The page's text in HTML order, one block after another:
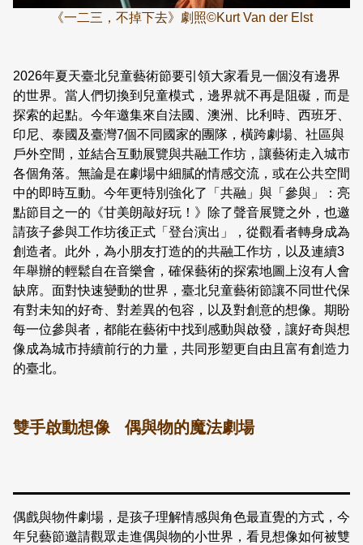
《一二三，不掉下去》劇照©Kurt Van der Elst
2026年夏天臺北兒童藝術節要引領大家看見一個沒有邊界
的世界。當人們切換到兒童模式，邊界就不再是阻礙，而是
探索的起點。今年邀集來自法國、澳洲、比利時、西班牙、
印尼、泰國及臺灣7個不同國家的團隊，橫跨劇場、社區與
戶外空間，並結合互動展覽與共融工作坊，讓藝術走入城市
各個角落。無論是在劇場中細膩的情感交流，或在公共空間
中的即時互動。今年更特別強化了「共融」與「參與」：亮
點節目之一的《甘美朗敲好玩！》除了聲音展覽之外，也邀
請孩子參與工作坊後正式「登台演出」，從觀看者轉身成為
創造者。此外，為小朋友打造的的共融工作坊，以及連續3
年舉辦的輕鬆自在音樂會，確保藝術的探索地圖上沒有人會
缺席。面對快速變動的世界，臺北兒童藝術節讓不同世代保
有對未知的好奇、對差異的包容，以及對創意的想像。期盼
每一位參與者，都能在藝術中找到感動與啟發，讓好奇與想
像成為城市持續前行的力量，共同形塑更自由且富有創造力
的臺北。
雙手啟動想像 偶與物的魔法劇場
偶戲與物件劇場，是孩子理解情感與角色最直覺的方式，今
年兒藝節邀請觀眾走進偶與物的小世界，看見想像如何被雙